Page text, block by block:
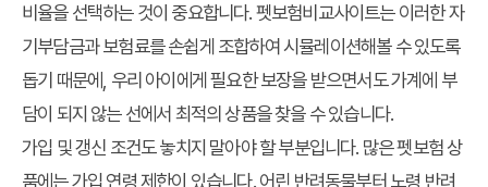
비율을 선택하는 것이 중요합니다. 펫보험비교사이트는 이러한 자
기부담금과 보험료를 손쉽게 조합하여 시뮬레이션해볼 수 있도록
돕기 때문에, 우리 아이에게 필요한 보장을 받으면서도 가계에 부
담이 되지 않는 선에서 최적의 상품을 찾을 수 있습니다.
가입 및 갱신 조건도 놓치지 말아야 할 부분입니다. 많은 펫보험 상
품에는 가입 연령 제한이 있습니다. 어린 반려동물부터 노령 반려